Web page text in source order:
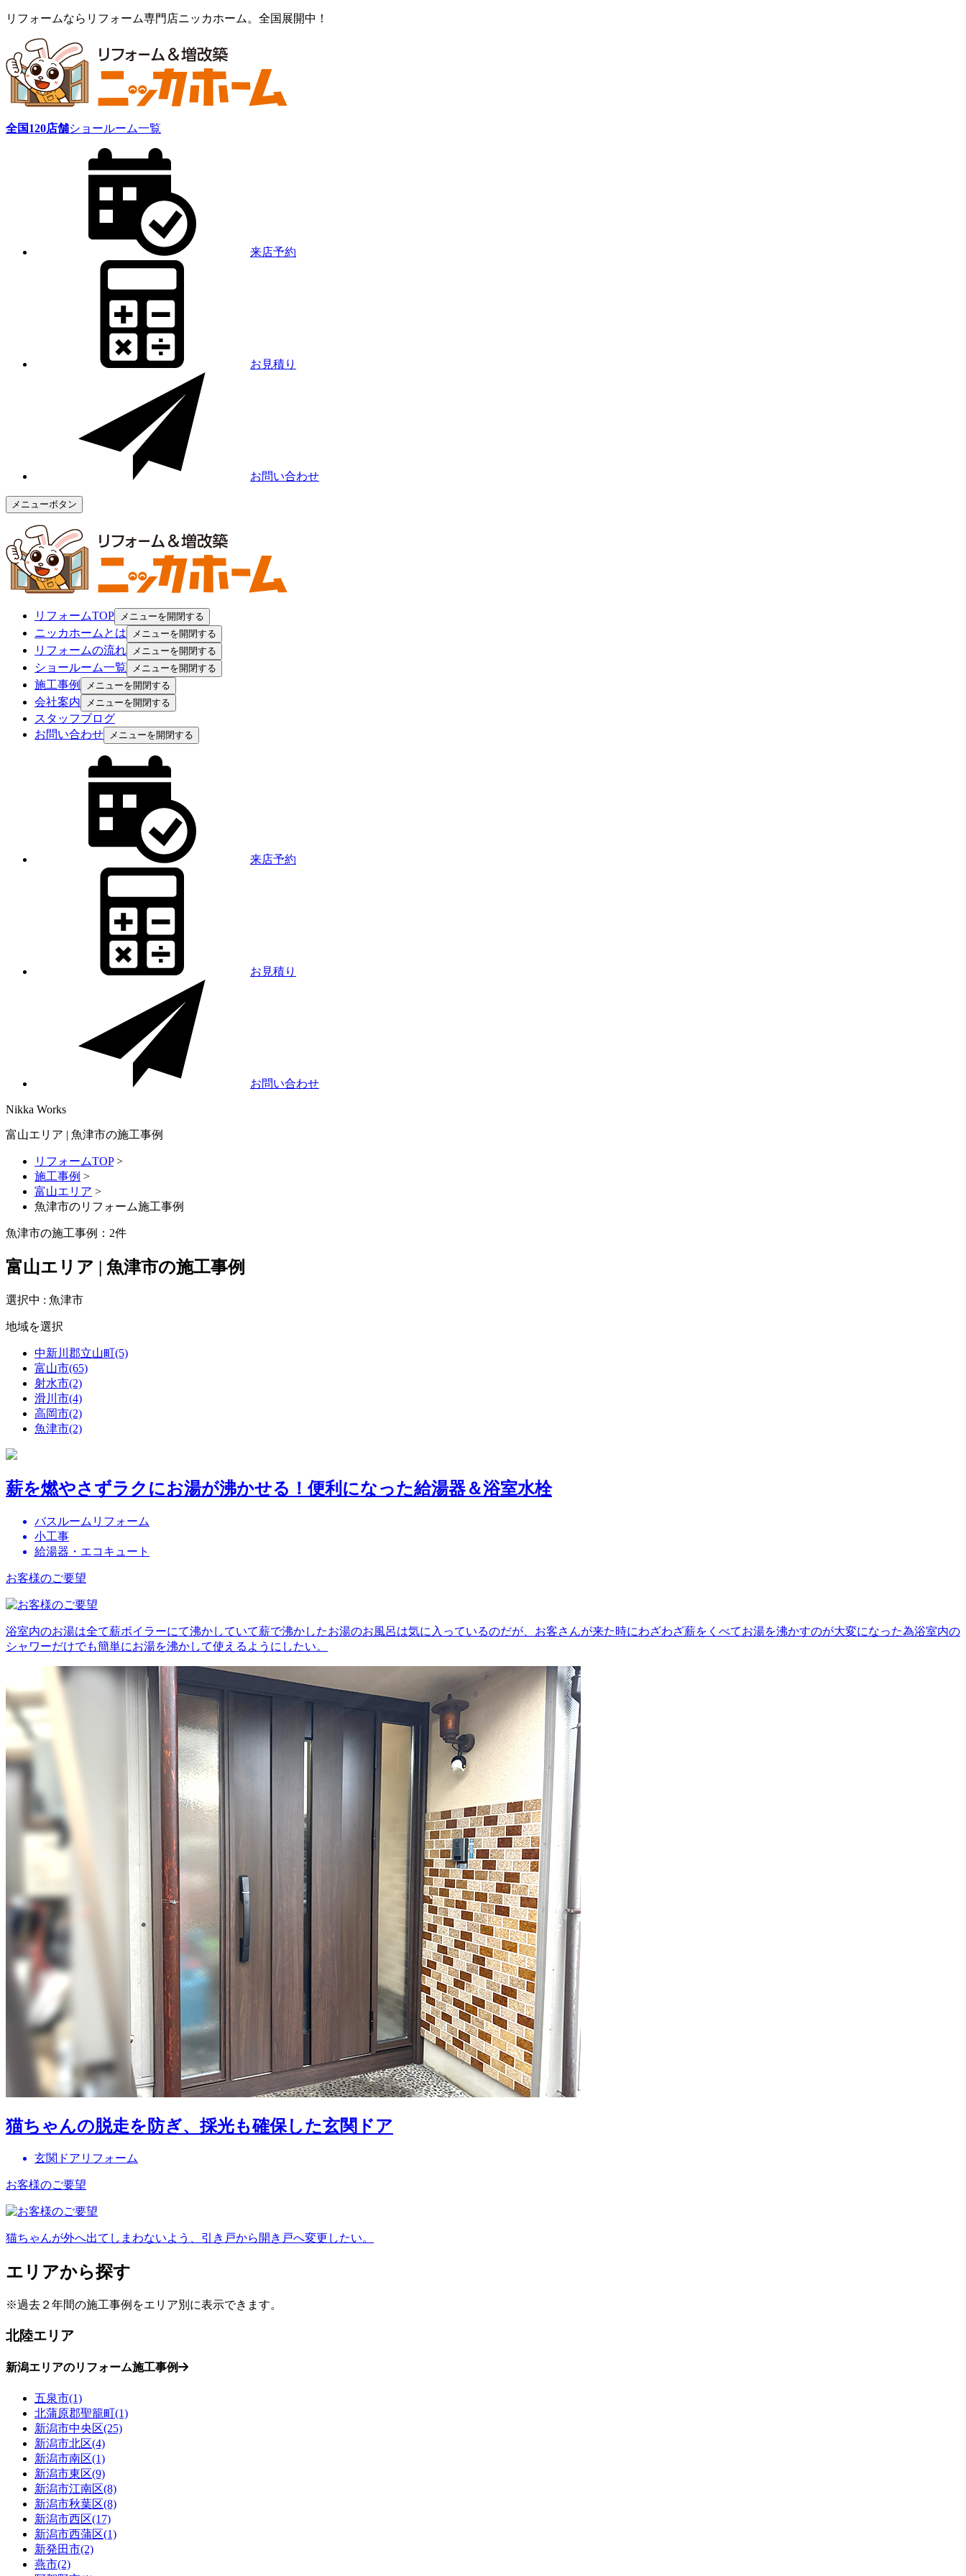
リフォームならリフォーム専門店ニッカホーム。全国展開中！
全国120店舗ショールーム一覧
来店予約
お見積り
お問い合わせ
メニューボタン
リフォームTOP メニューを開閉する
ニッカホームとは メニューを開閉する
リフォームの流れ メニューを開閉する
ショールーム一覧 メニューを開閉する
施工事例 メニューを開閉する
会社案内 メニューを開閉する
スタッフブログ
お問い合わせ
メニューを開閉する
来店予約
お見積り
お問い合わせ
Nikka Works
富山エリア | 魚津市の施工事例
リフォームTOP>
施工事例 >
富山エリア >
魚津市のリフォーム施工事例
魚津市の施工事例： 2件
富山エリア | 魚津市の施工事例
選択中 : 魚津市
地域を選択
中新川郡立山町(5)
富山市(65)
射水市(2)
滑川市(4)
高岡市(2)
魚津市(2)
薪を燃やさずラクにお湯が沸かせる！便利になった給湯器＆浴室水栓
バスルームリフォーム
小工事
給湯器・エコキュート
お客様のご要望
浴室内のお湯は全て薪ボイラーにて沸かしていて薪で沸かしたお湯のお風呂は気に入っているのだが、お客さんが来た時にわざわざ薪をくべてお湯を沸かすのが大変になった為浴室内の
シャワーだけでも簡単にお湯を沸かして使えるようにしたい。
猫ちゃんの脱走を防ぎ、採光も確保した玄関ドア
玄関ドアリフォーム
お客様のご要望
猫ちゃんが外へ出てしまわないよう、引き戸から開き戸へ変更したい。
エリアから探す
※過去２年間の施工事例をエリア別に表示できます。
北陸エリア
新潟エリアのリフォーム施工事例
五泉市(1)
北蒲原郡聖籠町(1)
新潟市中央区(25)
新潟市北区(4)
新潟市南区(1)
新潟市東区(9)
新潟市江南区(8)
新潟市秋葉区(8)
新潟市西区(17)
新潟市西蒲区(1)
新発田市(2)
燕市(2)